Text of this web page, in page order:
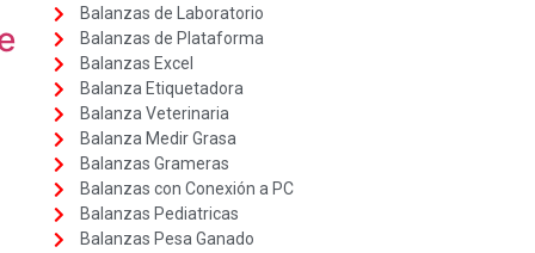
Balanzas de Laboratorio
Balanzas de Plataforma
Balanzas Excel
Balanza Etiquetadora
Balanza Veterinaria
Balanza Medir Grasa
Balanzas Grameras
Balanzas con Conexión a PC
Balanzas Pediatricas
Balanzas Pesa Ganado